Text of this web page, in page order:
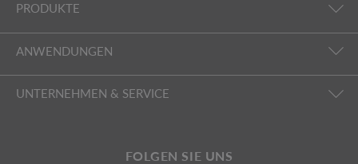
PRODUKTE
ANWENDUNGEN
UNTERNEHMEN & SERVICE
FOLGEN SIE UNS